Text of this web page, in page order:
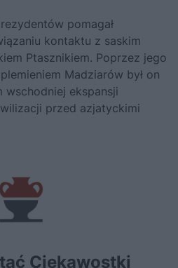
pomagał
kontaktu z saskim
Ptasznikiem. Poprzez jego
Madziarów był on
wschodniej ekspansji
przed azjatyckimi